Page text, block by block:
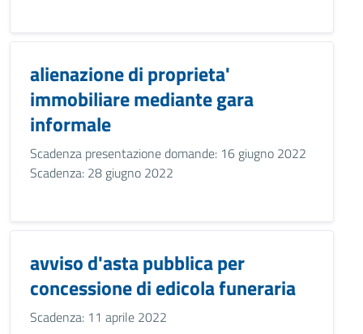
alienazione di proprieta'
immobiliare mediante gara
informale
Scadenza presentazione domande: 16 giugno 2022
Scadenza: 28 giugno 2022
avviso d'asta pubblica per
concessione di edicola funeraria
Scadenza: 11 aprile 2022